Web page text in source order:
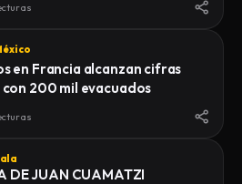
en Francia alcanzan cifras
200 mil evacuados
DE JUAN CUAMATZI